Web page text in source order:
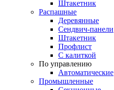
Штакетник
Распашные
Деревянные
Сендвич-панели
Штакетник
Профлист
С калиткой
По управлению
Автоматические
Промышленные